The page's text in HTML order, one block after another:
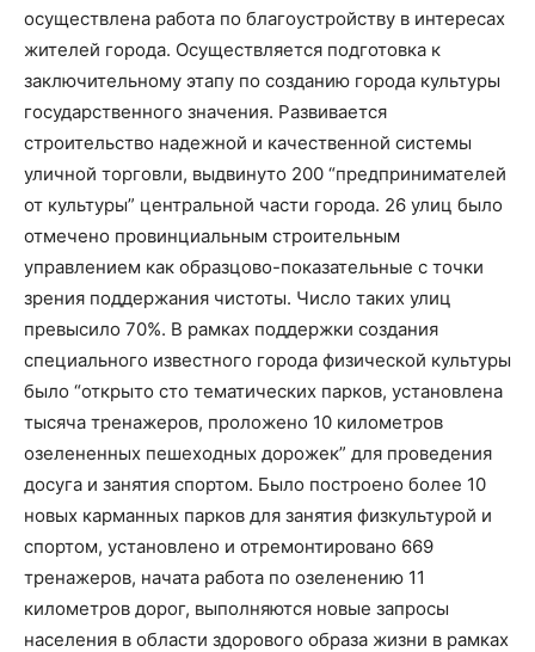
осуществлена работа по благоустройству в интересах
жителей города. Осуществляется подготовка к
заключительному этапу по созданию города культуры
государственного значения. Развивается
строительство надежной и качественной системы
уличной торговли, выдвинуто 200 “предпринимателей
от культуры” центральной части города. 26 улиц было
отмечено провинциальным строительным
управлением как образцово-показательные с точки
зрения поддержания чистоты. Число таких улиц
превысило 70%. В рамках поддержки создания
специального известного города физической культуры
было “открыто сто тематических парков, установлена
тысяча тренажеров, проложено 10 километров
озелененных пешеходных дорожек” для проведения
досуга и занятия спортом. Было построено более 10
новых карманных парков для занятия физкультурой и
спортом, установлено и отремонтировано 669
тренажеров, начата работа по озеленению 11
километров дорог, выполняются новые запросы
населения в области здорового образа жизни в рамках